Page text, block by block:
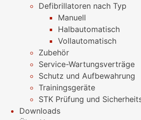
Defibrillatoren nach Typ
Manuell
Halbautomatisch
Vollautomatisch
Zubehör
Service-Wartungsverträge
Schutz und Aufbewahrung
Trainingsgeräte
STK Prüfung und
Downloads